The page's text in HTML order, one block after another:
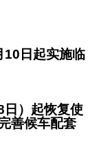
日起实施临
日）起恢复使
善候车配套